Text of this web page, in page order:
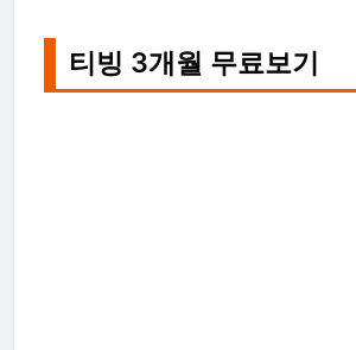
티빙 3개월 무료보기